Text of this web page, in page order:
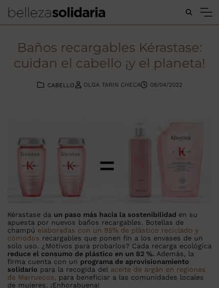
Buscar...
Baños recargables Kérastase:
cuidan el cabello ¡y el planeta!
CABELLO OLGA TARIN CHECA 08/04/2022
Kérastase da un paso más hacia la sostenibilidad en su
apuesta por nuevos baños recargables. Botellas de
champú elaboradas con un 95% de plástico reciclado y
cómodos recargables que ponen fin a los envases de un
solo uso. ¿Motivos para probarlos? Cada recarga ecológica
reduce el consumo de plástico en un 82 %. Además, la
firma cuenta con un programa de aprovisionamiento
solidario para la recogida del aceite de argán en regiones
de Marruecos, para beneficiar a las comunidades locales
de mujeres. ¡Enhorabuena!